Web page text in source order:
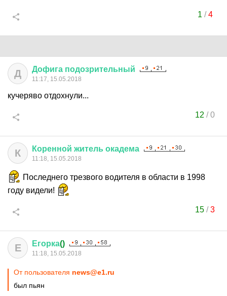
1 /4
Д Дофига подозрительный
11:17, 15.05.2018
кучеряво отдохнули...
12 /0
К Коренной житель окадема
11:18, 15.05.2018
Последнего трезвого водителя в области в 1998
году видели!
15 /3
Е Егорка()
11:18, 15.05.2018
От пользователя news@e1.ru
был пьян